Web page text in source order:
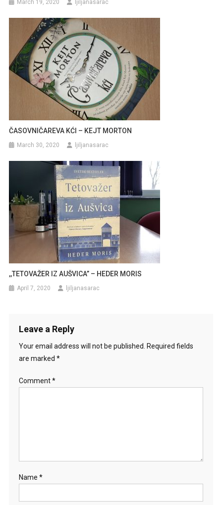
March 19, 2020 ljiljanasarac
ČASOVNIČAREVA KĆI – KEJT MORTON
March 30, 2020 ljiljanasarac
,,TETOVAŽER IZ AUŠVICA” – HEDER MORIS
April 7, 2020 ljiljanasarac
Leave a Reply
Your email address will not be published.
Required fields
are marked *
Comment*
Name *